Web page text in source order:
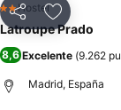
CompartirAgregar
2 Estrellas
Hostel
Latroupe Prado
8,6 Excelente (9.262
Madrid, España